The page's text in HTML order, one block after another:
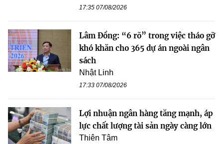
17:35 07/08/2026
Lâm Đồng: “6 rõ” trong việc tháo gỡ
khó khăn cho 365 dự án ngoài ngân
sách
Nhật Linh
17:33 07/08/2026
Lợi nhuận ngân hàng tăng mạnh, áp
lực chất lượng tài sản ngày càng lớn
Thiên Tâm